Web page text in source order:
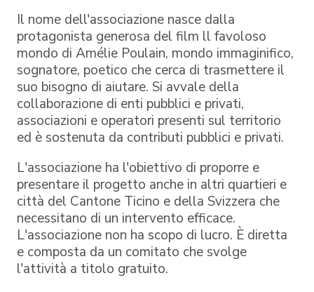
Il nome dell'associazione nasce dalla
protagonista generosa del film ll favoloso
mondo di Amélie Poulain, mondo immaginifico,
sognatore, poetico che cerca di trasmettere il
suo bisogno di aiutare. Si avvale della
collaborazione di enti pubblici e privati,
associazioni e operatori presenti sul territorio
ed è sostenuta da contributi pubblici e privati.
L'associazione ha l'obiettivo di proporre e
presentare il progetto anche in altri quartieri e
città del Cantone Ticino e della Svizzera che
necessitano di un intervento efficace.
L'associazione non ha scopo di lucro. È diretta
e composta da un comitato che svolge
l'attività a titolo gratuito.